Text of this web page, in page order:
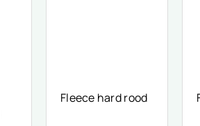
Fleece hard rood